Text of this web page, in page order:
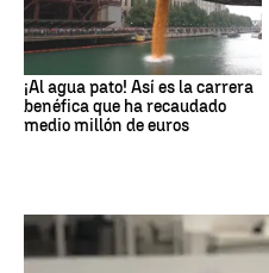
¡Al agua pato! Así es la carrera
benéfica que ha recaudado
medio millón de euros